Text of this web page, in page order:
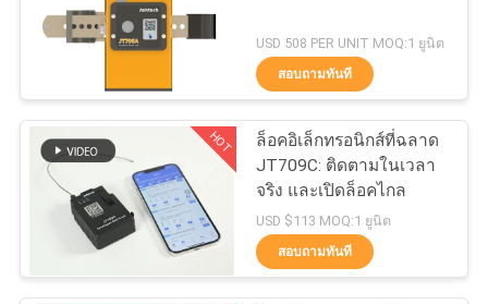
แสดง
เกี่ยวล็อคคอนเทนเนอร์
GPS
113
USD 508 PER UNIT MOQ:1 ยูนิต
สอบถามทันที
HOT
ล็อคอิเล็กทรอนิกส์ที่ฉลาด
JT709C: ติดตามในเวลา
จริง และเปิดล็อคไกล
USD $113 MOQ:1 ยูนิต
สอบถามทันที